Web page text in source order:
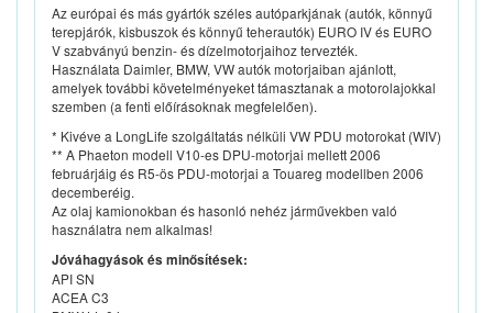
Az európai és más gyártók széles autóparkjának (autók, könnyű
terepjárók, kisbuszok és könnyű teherautók) EURO IV és EURO
V szabványú benzin- és dízelmotorjaihoz tervezték.
Használata Daimler, BMW, VW autók motorjaiban ajánlott,
amelyek további követelményeket támasztanak a motorolajokkal
szemben (a fenti előírásoknak megfelelően).
* Kivéve a LongLife szolgáltatás nélküli VW PDU motorokat (WIV)
** A Phaeton modell V10-es DPU-motorjai mellett 2006
februárjáig és R5-ös PDU-motorjai a Touareg modellben 2006
decemberéig.
Az olaj kamionokban és hasonló nehéz járművekben való
használatra nem alkalmas!
Jóváhagyások és minősítések:
API SN
ACEA C3